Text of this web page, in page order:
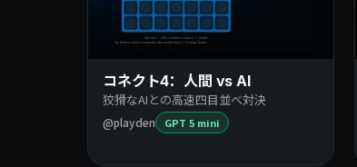
コネクト4：人間 vs AI
狡猾なAIとの高速四目並べ対決
@playden GPT 5 mini